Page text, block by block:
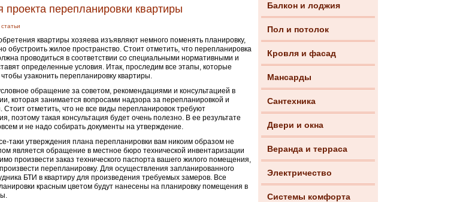
Балкон и лоджия
Пол и потолок
Кровля и фасад
Мансарды
Сантехника
Двери и окна
Веранда и терраса
Электричество
Системы комфорта
проекта перепланировки квартиры
квартиры хозяева изъявляют немного поменять планировку,
обустроить жилое пространство. Стоит отметить, что перепланировка
проводиться в соответствии со специальными нормативными и
определенные условия. Итак, проследим все этапы, которые
узаконить перепланировку квартиры.
обращение за советом, рекомендациями и консультацией в
которая занимается вопросами надзора за перепланировкой и
отметить, что не все виды перепланировок требуют
поэтому такая консультация будет очень полезно. В ее результате
и не надо собирать документы на утверждение.
таки утверждения плана перепланировки вам никоим образом не
является обращение в местное бюро технической инвентаризации
произвести заказ технического паспорта вашего жилого помещения,
перепланировку. Для осуществления запланированного
БТИ в квартиру для произведения требуемых замеров. Все
красным цветом будут нанесены на планировку помещения в